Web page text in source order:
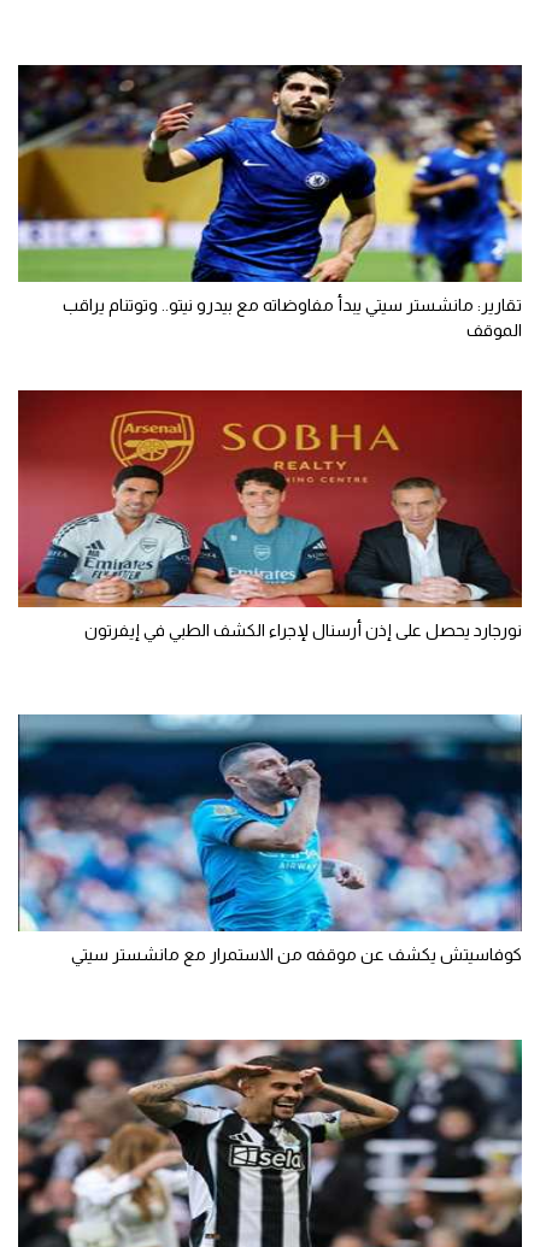
تقارير: مانشستر سيتي يبدأ مفاوضاته مع بيدرو نيتو.. وتوتنام يراقب
الموقف
نورجارد يحصل على إذن أرسنال لإجراء الكشف الطبي في إيفرتون
كوفاسيتش يكشف عن موقفه من الاستمرار مع مانشستر سيتي